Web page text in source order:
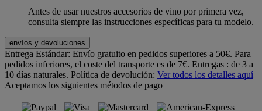
Antes de usar nuestros accesorios de vino por primera vez,
consulta siempre las instrucciones específicas para tu modelo.
envíos y devoluciones
Entrega Estándar: Envío gratuito en pedidos superiores a 50€. Para
pedidos inferiores, el coste del transporte es de 7€. Entregas : de 3 a
10 días naturales. Política de devolución: Ver todos los detalles aquí
Aceptamos los siguientes métodos de pago